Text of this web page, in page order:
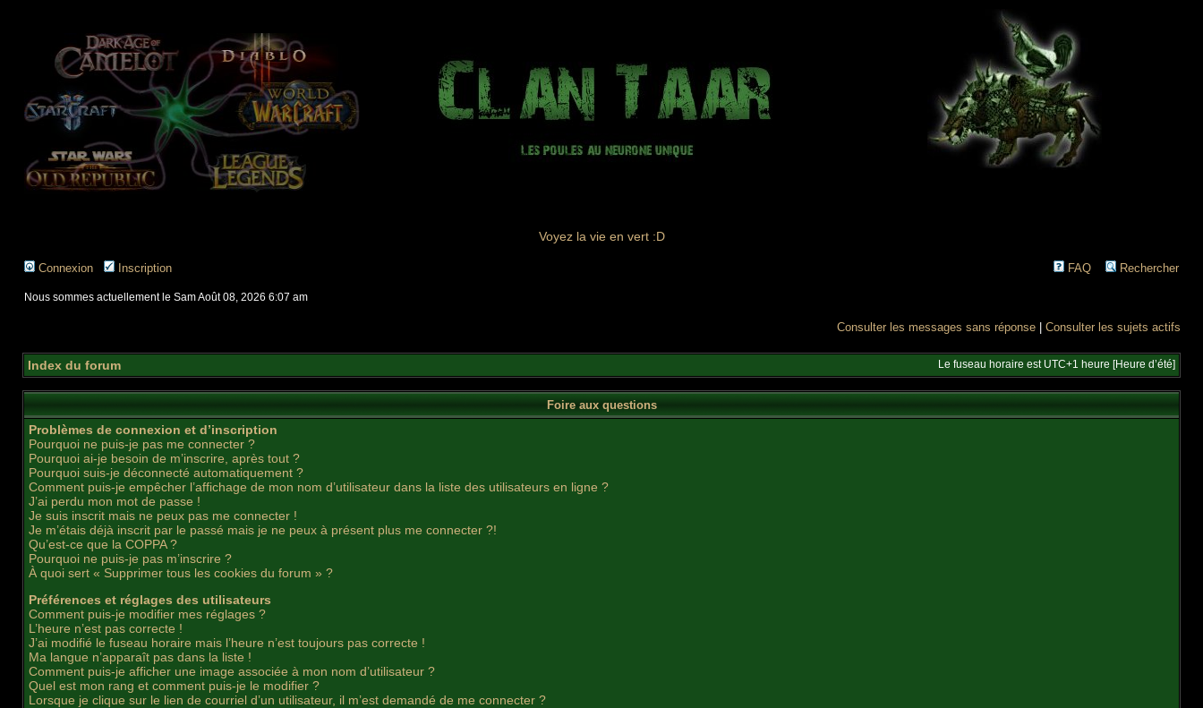
Voyez la vie en vert :D
Connexion Inscription FAQ Rechercher
Nous sommes actuellement le Sam Août 08, 2026 6:07 am
Consulter les messages sans réponse Consulter les sujets actifs
Index du forum Le fuseau horaire est UTC+1 heure [Heure d’été]
Foire aux questions
Problèmes de connexion et d’inscription
Pourquoi ne puis-je pas me connecter ?
Pourquoi ai-je besoin de m’inscrire, après tout ?
Pourquoi suis-je déconnecté automatiquement ?
Comment puis-je empêcher l’affichage de mon nom d’utilisateur dans la liste des utilisateurs en ligne ?
J’ai perdu mon mot de passe !
Je suis inscrit mais ne peux pas me connecter !
Je m’étais déjà inscrit par le passé mais je ne peux à présent plus me connecter ?!
Qu’est-ce que la COPPA ?
Pourquoi ne puis-je pas m’inscrire ?
À quoi sert « Supprimer tous les cookies du forum » ?
Préférences et réglages des utilisateurs
Comment puis-je modifier mes réglages ?
L’heure n’est pas correcte !
J’ai modifié le fuseau horaire mais l’heure n’est toujours pas correcte !
Ma langue n’apparaît pas dans la liste !
Comment puis-je afficher une image associée à mon nom d’utilisateur ?
Quel est mon rang et comment puis-je le modifier ?
Lorsque je clique sur le lien de courriel d’un utilisateur, il m’est demandé de me connecter ?